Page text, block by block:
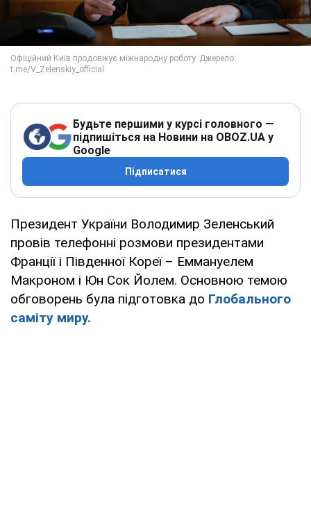
Будьте першими у курсі головного —
підпишіться на Новини на OBOZ.UA у
Google
Підписатися
Президент України Володимир Зеленський
провів телефонні розмови президентами
Франції і Південної Кореї – Еммануелем
Макроном і Юн Сок Йолем. Основною темою
обговорень була підготовка до Глобального
саміту миру.